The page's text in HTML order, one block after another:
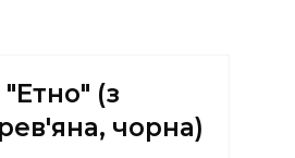
(з
чорна)